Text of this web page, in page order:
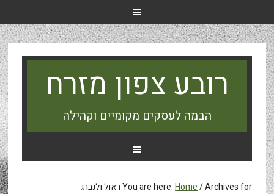
רובע צפון מזרח
הבמה לעסקים מקומיים וקהילה
You are here:Home/Archives for ראול ולנברג